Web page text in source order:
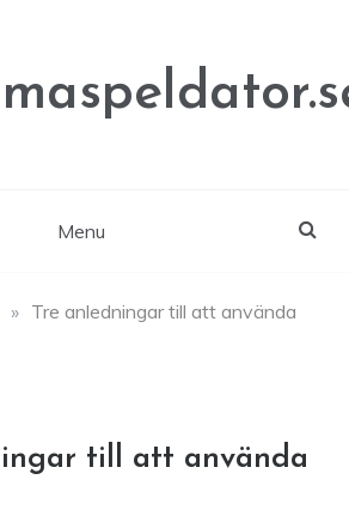
Menu
» Tre anledningar till att använda
till att använda